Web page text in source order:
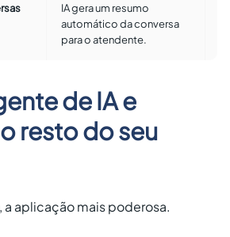
IA gera um resumo
automático da conversa
para o atendente.
de IA e
resto do seu
a aplicação mais poderosa.